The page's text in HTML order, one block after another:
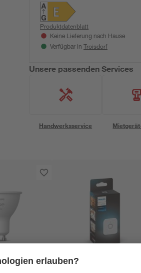
Produktdatenblatt
Keine Lieferung nach Hause
Verfügbar in Troisdorf
Unsere passenden Services
Handwerksservice